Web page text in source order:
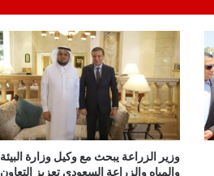
وزير الزراعة يبحث مع وكيل وزارة البيئة
والمياه والزراعة السعودي تعزيز التعاون